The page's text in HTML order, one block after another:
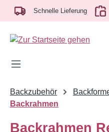
Zum Hauptinhalt springen
Schnelle Lieferung
Backzubehör
Backrahmen
Backrahmen